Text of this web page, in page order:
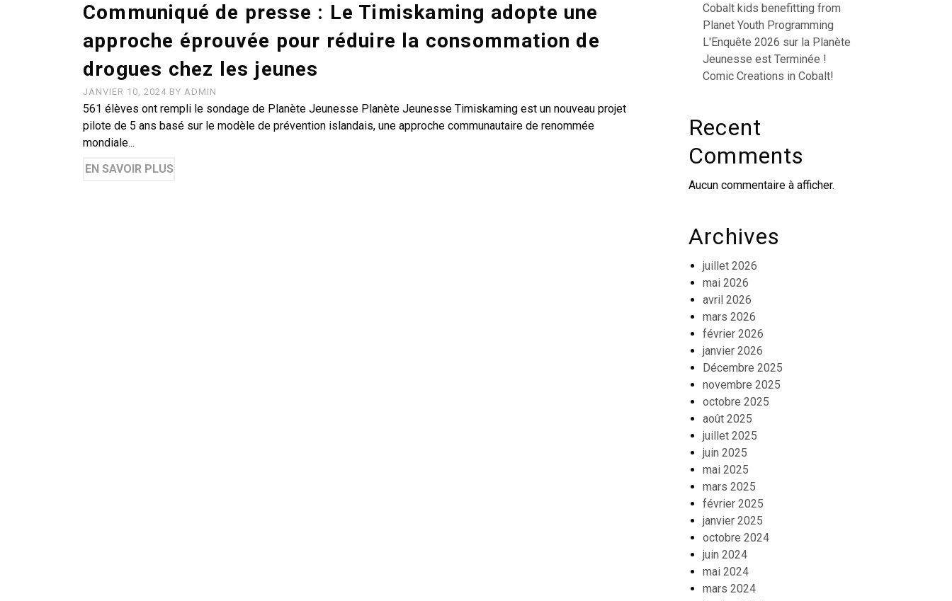
Communiqué de presse : Le Timiskaming adopte une
approche éprouvée pour réduire la consommation de
drogues chez les jeunes
JANVIER 10, 2024 BY ADMIN
561 élèves ont rempli le sondage de Planète Jeunesse Planète Jeunesse Timiskaming est un nouveau projet
pilote de 5 ans basé sur le modèle de prévention islandais, une approche communautaire de renommée
mondiale...
EN SAVOIR PLUS
Cobalt kids benefitting from
Planet Youth Programming
L'Enquête 2026 sur la Planète
Jeunesse est Terminée !
Comic Creations in Cobalt!
Recent
Comments
Aucun commentaire à afficher.
Archives
juillet 2026
mai 2026
avril 2026
mars 2026
février 2026
janvier 2026
Décembre 2025
novembre 2025
octobre 2025
août 2025
juillet 2025
juin 2025
mai 2025
mars 2025
février 2025
janvier 2025
octobre 2024
juin 2024
mai 2024
mars 2024